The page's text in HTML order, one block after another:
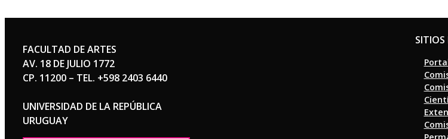
FACULTAD DE ARTES
AV. 18 DE JULIO 1772
CP. 11200 – TEL. +598 2403 6440
UNIVERSIDAD DE LA REPÚBLICA
URUGUAY
SITIOS